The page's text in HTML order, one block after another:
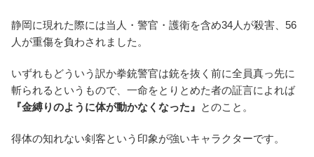
静岡に現れた際には当人・警官・護衛を含め34人が殺害、56
人が重傷を負わされました。
いずれもどういう訳か拳銃警官は銃を抜く前に全員真っ先に
斬られるというもので、一命をとりとめた者の証言によれば
『金縛りのように体が動かなくなった』 とのこと。
得体の知れない剣客という印象が強いキャラクターです。